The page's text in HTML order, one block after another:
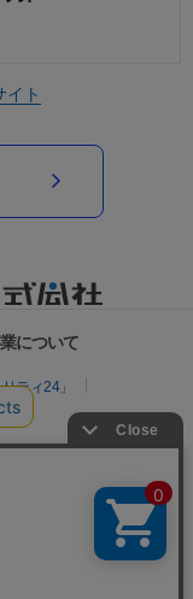
イト
について
ティ24」